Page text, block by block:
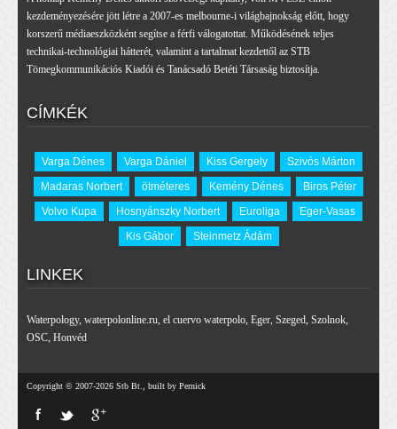
kezdeményezésére jött létre a 2007-es melbourne-i világbajnokság előtt, hogy
korszerű médiaeszközként segítse a férfi válogatottat. Működésének teljes
technikai-technológiai hátterét, valamint a tartalmat kezdettől az STB
Tömegkommunikációs Kiadói és Tanácsadó Betéti Társaság biztosítja.
CÍMKÉK
Varga Dénes Varga Dániel Kiss Gergely
Szivós Márton
Madaras Norbert
ötméteres Kemény Dénes
Biros Péter
Volvo Kupa
Hosnyánszky Norbert Euroliga
Eger-Vasas
Kis Gábor
Steinmetz Ádám
LINKEK
Waterpology, waterpolonline.ru, el cuervo waterpolo, Eger, Szeged, Szolnok,
OSC, Honvéd
Copyright © 2007-2026 Stb Bt., built by Pernick